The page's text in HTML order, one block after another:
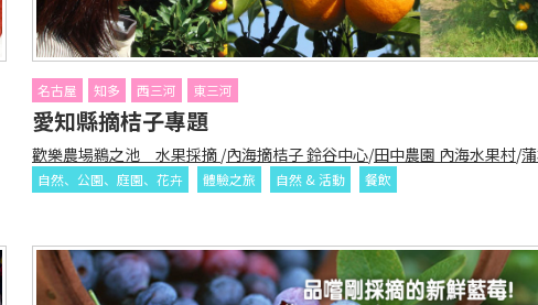
名古屋 知多 西三河 東三河
愛知縣摘桔子專題
歡樂農場鵜之池 水果採摘 /內海摘桔子 鈴谷中心/田中農園 內海水果村/
自然、公園、庭園、花卉 體驗之旅 自然 & 活動 餐飲